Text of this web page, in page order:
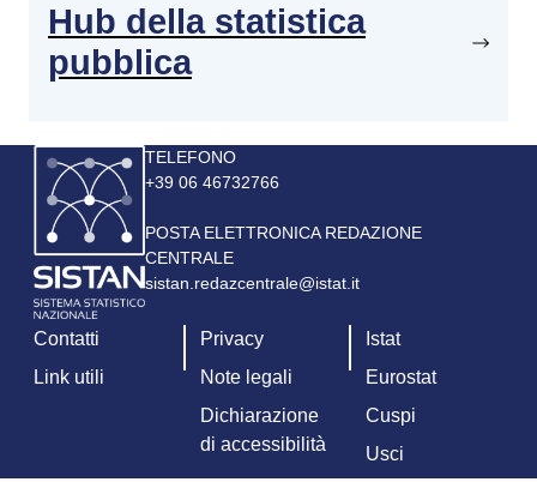
Hub della statistica
pubblica
Immagine
TELEFONO
+39 06 46732766
POSTA ELETTRONICA REDAZIONE
CENTRALE
sistan.redazcentrale@istat.it
Contatti
Link utili
Privacy
Note legali
Dichiarazione
di accessibilità
Istat
Eurostat
Cuspi
Usci